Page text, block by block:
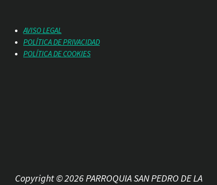
AVISO LEGAL
POLÍTICA DE PRIVACIDAD
POLÍTICA DE COOKIES
Copyright © 2026 PARROQUIA SAN PEDRO DE LA